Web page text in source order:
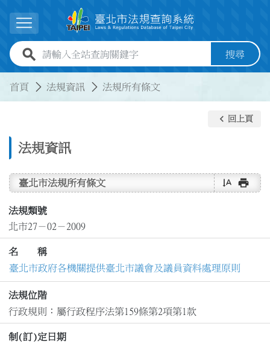
展開選單
全站查詢關鍵字欄位 搜尋
首頁 法規資訊 法規所有條文
法規資訊
keyboard_arrow_left 回上頁
臺北市法規所有條文 text_rotate_vertical print
法規類號
北市27－02－2009
名 稱
臺北市政府各機關提供臺北市議會及議員資料處理原則
法規位階
行政規則：屬行政程序法第159條第2項第1款
制(訂)定日期